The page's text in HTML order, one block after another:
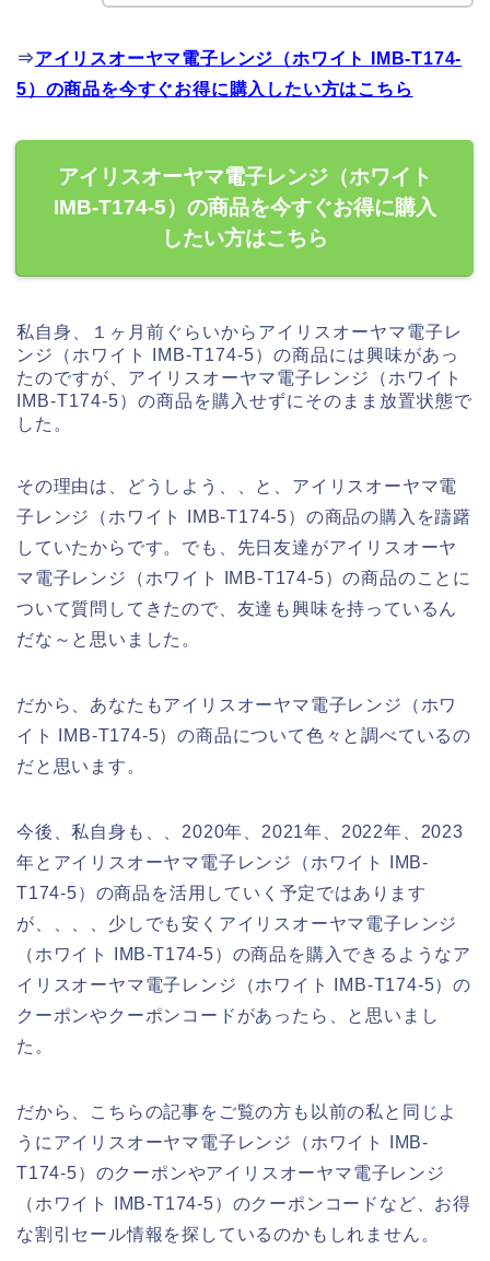
⇒アイリスオーヤマ電子レンジ（ホワイト IMB-T174-
5）の商品を今すぐお得に購入したい方はこちら
アイリスオーヤマ電子レンジ（ホワイト
IMB-T174-5）の商品を今すぐお得に購入
したい方はこちら
私自身、１ヶ月前ぐらいからアイリスオーヤマ電子レ
ンジ（ホワイト IMB-T174-5）の商品には興味があっ
たのですが、アイリスオーヤマ電子レンジ（ホワイト
IMB-T174-5）の商品を購入せずにそのまま放置状態で
した。
その理由は、どうしよう、、と、アイリスオーヤマ電
子レンジ（ホワイト IMB-T174-5）の商品の購入を躊躇
していたからです。でも、先日友達がアイリスオーヤ
マ電子レンジ（ホワイト IMB-T174-5）の商品のことに
ついて質問してきたので、友達も興味を持っているん
だな～と思いました。
だから、あなたもアイリスオーヤマ電子レンジ（ホワ
イト IMB-T174-5）の商品について色々と調べているの
だと思います。
今後、私自身も、、2020年、2021年、2022年、2023
年とアイリスオーヤマ電子レンジ（ホワイト IMB-
T174-5）の商品を活用していく予定ではあります
が、、、、少しでも安くアイリスオーヤマ電子レンジ
（ホワイト IMB-T174-5）の商品を購入できるようなア
イリスオーヤマ電子レンジ（ホワイト IMB-T174-5）の
クーポンやクーポンコードがあったら、と思いまし
た。
だから、こちらの記事をご覧の方も以前の私と同じよ
うにアイリスオーヤマ電子レンジ（ホワイト IMB-
T174-5）のクーポンやアイリスオーヤマ電子レンジ
（ホワイト IMB-T174-5）のクーポンコードなど、お得
な割引セール情報を探しているのかもしれません。